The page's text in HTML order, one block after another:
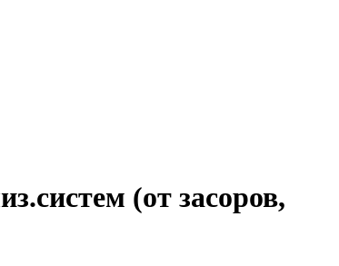
(от засоров,